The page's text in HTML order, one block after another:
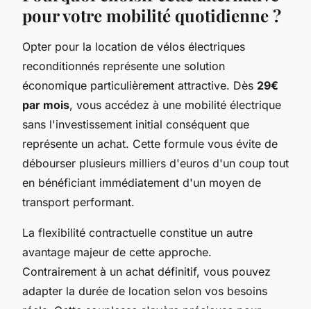
pour votre mobilité quotidienne ?
Opter pour la location de vélos électriques
reconditionnés représente une solution
économique particulièrement attractive. Dès 29€
par mois, vous accédez à une mobilité électrique
sans l'investissement initial conséquent que
représente un achat. Cette formule vous évite de
débourser plusieurs milliers d'euros d'un coup tout
en bénéficiant immédiatement d'un moyen de
transport performant.
La flexibilité contractuelle constitue un autre
avantage majeur de cette approche.
Contrairement à un achat définitif, vous pouvez
adapter la durée de location selon vos besoins